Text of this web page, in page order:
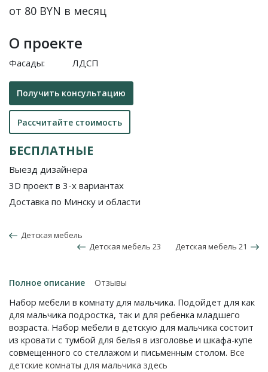
от 80 BYN в месяц
О проекте
Фасады: ЛДСП
Получить консультацию
Рассчитайте стоимость
БЕСПЛАТНЫЕ
Выезд дизайнера
3D проект в 3-х вариантах
Доставка по Минску и области
Детская мебель
Детская мебель 23
Детская мебель 21
Полное описание
Отзывы
Набор мебели в комнату для мальчика. Подойдет для как
для мальчика подростка, так и для ребенка младшего
возраста. Набор мебели в детскую для мальчика состоит
из кровати с тумбой для белья в изголовье и шкафа-купе
совмещенного со стеллажом и письменным столом. Все
детские комнаты для мальчика здесь